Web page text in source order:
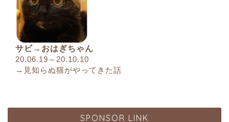
サビ→おはぎちゃん
20.06.19～20.10.10
→見知らぬ猫がやってきた話
SPONSOR LINK